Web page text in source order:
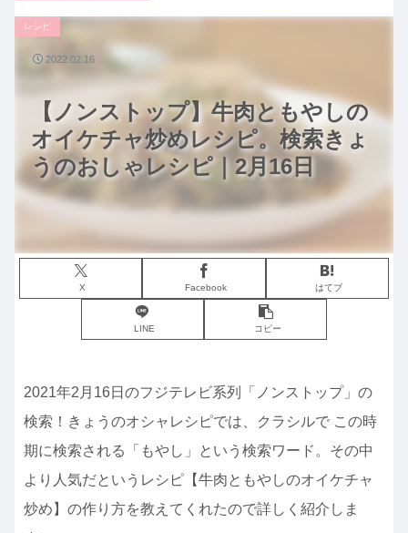
【ノンストップ】牛肉ともやしの
オイケチャ炒めレシピ。検索きょ
うのおしゃレシピ｜2月16日
レシピ
X Facebook はてブ
LINE コピー
2022.02.16
2021年2月16日のフジテレビ系列「ノンストップ」の
検索！きょうのオシャレシピでは、クラシルで この時
期に検索される「もやし」という検索ワード。その中
より人気だというレシピ【牛肉ともやしのオイケチャ
炒め】の作り方を教えてくれたので詳しく紹介しま